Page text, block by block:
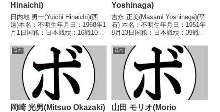
Hinaichi)
日内地 勇一(Yuichi Hinaichi)(西
遠)本名：不明生年月日：1968年1
月1日国籍：日本戦績：16戦10勝
1989年度全日本フライ級新人王
【戦歴】1983/06/11 ●4R判
定 (採点不明)...
Yoshinaga)
吉永 正美(Masami Yoshinaga)(平
石) 本名：不明生年月日：1951年
8月13日国籍：日本戦績：39戦7
ル】1970年度中日本ミドル級新
人王 【戦歴】■1970年度関西・
中部日本ミドル級新...
日本
岡崎 光男(Mitsuo Okazaki)
日本
山田 モリオ(Morio